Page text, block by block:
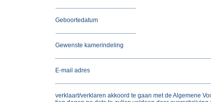
Geboortedatum
Gewenste kamerindeling
E-mail adres
verklaart/verklaren akkoord te gaan met de Algemene